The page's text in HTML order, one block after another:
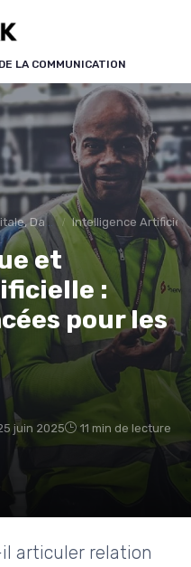
LA COMMUNICATION
& IA Intelligence
et
:
pour les
juin 2025 11 min de lecture
articuler relation